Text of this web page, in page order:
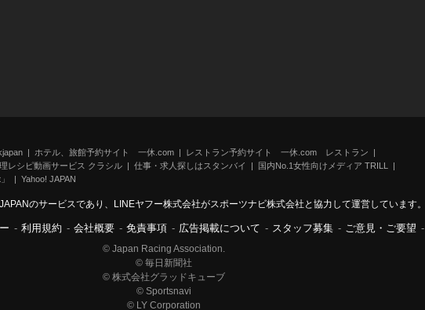
ホテル、旅館予約サイト 一休.com
レストラン予約サイト 一休.com レストラン
レシピ動画サービス クラシル 仕事・求人探しはスタンバイ
国内No.1女性向けメディア TRILL
Yahoo! JAPAN
のサービスであり、LINEヤフー株式会社がスポーツナビ株式会社と協力して運営しています。
- 利用規約 - 会社概要 - 免責事項 - 広告掲載について - スタッフ募集 - ご意見・ご要望 -
© Japan Racing Association.
© 毎日新聞社
© 株式会社グラッドキューブ
© Sportsnavi
© LY Corporation